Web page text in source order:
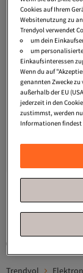
cm Laptop
Trendyol
Cookies auf Ihrem
Websitenutzung zu
Trendyol verwendet
um dein
um
Einkaufsinteressen
Wenn du auf
genannten Zwecke
außerhalb der EU
jederzeit in den
zustimmst, werden
Informationen findest